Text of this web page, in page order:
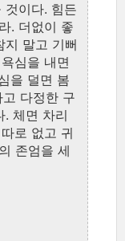
것이다. 힘든
. 더없이 좋
지 말고 기뻐
심을 내면
을 덜면 봄
다정한 구
. 체면 차리
로 없고 귀
존엄을 세